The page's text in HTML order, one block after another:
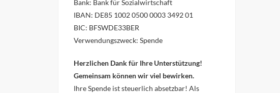
Bank: Bank für Sozialwirtschaft
IBAN: DE85 1002 0500 0003 3492 01
BIC: BFSWDE33BER
Verwendungszweck: Spende
Herzlichen Dank für Ihre Unterstützung!
Gemeinsam können wir viel bewirken.
Ihre Spende ist steuerlich absetzbar! Als